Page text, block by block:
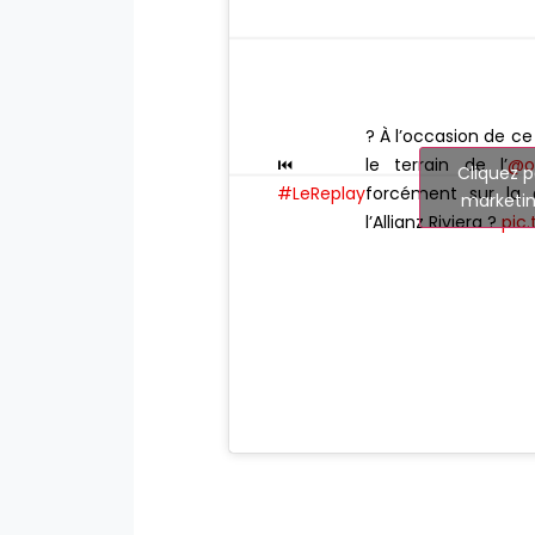
⏮
#LeReplay
? À l’occasion de
le terrain de l’
forcément sur la
l’Allianz Riviera ?
Cliquez